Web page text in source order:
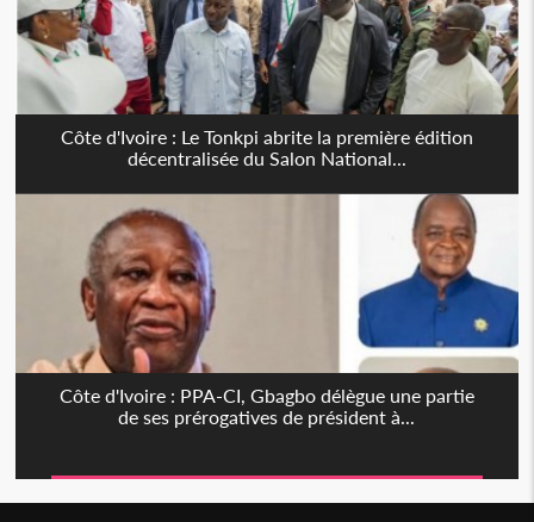
Côte d'Ivoire : Le Tonkpi abrite la première édition
décentralisée du Salon National...
Côte d'Ivoire : PPA-CI, Gbagbo délègue une partie
de ses prérogatives de président à...